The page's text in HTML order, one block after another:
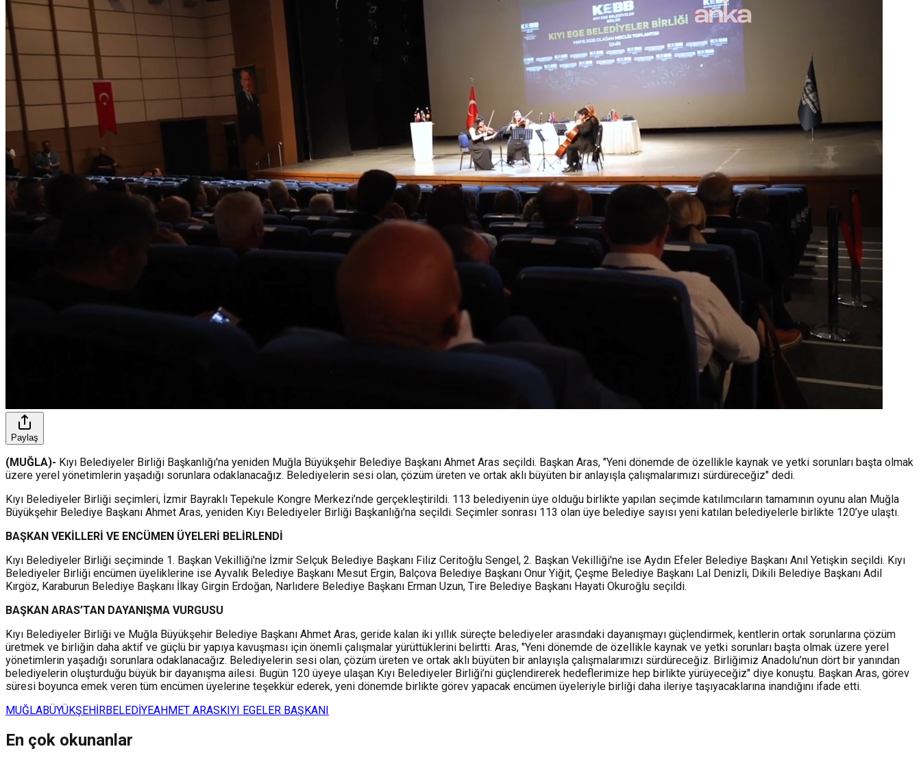
Paylaş
(MUĞLA)- Kıyı Belediyeler Birliği Başkanlığı'na yeniden Muğla Büyükşehir Belediye Başkanı Ahmet Aras seçildi. Başkan Aras, "Yeni dönemde de özellikle kaynak ve yetki sorunları başta olmak
üzere yerel yönetimlerin yaşadığı sorunlara odaklanacağız. Belediyelerin sesi olan, çözüm üreten ve ortak aklı büyüten bir anlayışla çalışmalarımızı sürdüreceğiz" dedi.
Kıyı Belediyeler Birliği seçimleri, İzmir Bayraklı Tepekule Kongre Merkezi’nde gerçekleştirildi. 113 belediyenin üye olduğu birlikte yapılan seçimde katılımcıların tamamının oyunu alan Muğla
Büyükşehir Belediye Başkanı Ahmet Aras, yeniden Kıyı Belediyeler Birliği Başkanlığı'na seçildi. Seçimler sonrası 113 olan üye belediye sayısı yeni katılan belediyelerle birlikte 120’ye ulaştı.
BAŞKAN VEKİLLERİ VE ENCÜMEN ÜYELERİ BELİRLENDİ
Kıyı Belediyeler Birliği seçiminde 1. Başkan Vekilliği'ne İzmir Selçuk Belediye Başkanı Filiz Ceritoğlu Sengel, 2. Başkan Vekilliği'ne ise Aydın Efeler Belediye Başkanı Anıl Yetişkin seçildi. Kıyı
Belediyeler Birliği encümen üyeliklerine ise Ayvalık Belediye Başkanı Mesut Ergin, Balçova Belediye Başkanı Onur Yiğit, Çeşme Belediye Başkanı Lal Denizli, Dikili Belediye Başkanı Adil
Kırgöz, Karaburun Belediye Başkanı İlkay Girgin Erdoğan, Narlıdere Belediye Başkanı Erman Uzun, Tire Belediye Başkanı Hayati Okuroğlu seçildi.
BAŞKAN ARAS’TAN DAYANIŞMA VURGUSU
Kıyı Belediyeler Birliği ve Muğla Büyükşehir Belediye Başkanı Ahmet Aras, geride kalan iki yıllık süreçte belediyeler arasındaki dayanışmayı güçlendirmek, kentlerin ortak sorunlarına çözüm
üretmek ve birliğin daha aktif ve güçlü bir yapıya kavuşması için önemli çalışmalar yürüttüklerini belirtti. Aras, "Yeni dönemde de özellikle kaynak ve yetki sorunları başta olmak üzere yerel
yönetimlerin yaşadığı sorunlara odaklanacağız. Belediyelerin sesi olan, çözüm üreten ve ortak aklı büyüten bir anlayışla çalışmalarımızı sürdüreceğiz. Birliğimiz Anadolu’nun dört bir yanından
belediyelerin oluşturduğu büyük bir dayanışma ailesi. Bugün 120 üyeye ulaşan Kıyı Belediyeler Birliği’ni güçlendirerek hedeflerimize hep birlikte yürüyeceğiz" diye konuştu. Başkan Aras, görev
süresi boyunca emek veren tüm encümen üyelerine teşekkür ederek, yeni dönemde birlikte görev yapacak encümen üyeleriyle birliği daha ileriye taşıyacaklarına inandığını ifade etti.
MUĞLABÜYÜKŞEHİRBELEDİYEAHMET ARASKIYI EGELER BAŞKANI
En çok okunanlar